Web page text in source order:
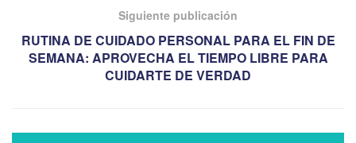
Siguiente publicación
RUTINA DE CUIDADO PERSONAL PARA EL FIN DE
SEMANA: APROVECHA EL TIEMPO LIBRE PARA
CUIDARTE DE VERDAD